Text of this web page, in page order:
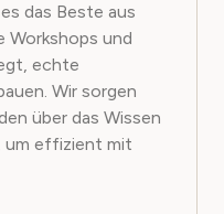
das Beste aus
Workshops und
echte
Wir sorgen
über das Wissen
um effizient mit